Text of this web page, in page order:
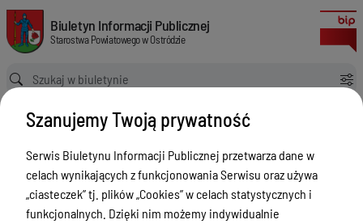
W sprawie określenia zasad nabywania, zbywania i obciążania
Biuletyn Informacji Publicznej Starostwa Powiatowego w Ostródzie
Biuletyn Informacji Publicznej
Starostwa Powiatowego w Ostródzie
Ścieżka powrotu
Strona główna
Akty prawne
W sprawie określenia zasad nabywania, zbywania i obciążania nieruchomości oraz ich wydzierżawiania na okres dłuższy niż trzy lata
Akty prawne
Menu Przedmiotowe
Starostwo Powiatowe
Szanujemy Twoją prywatność
Serwis Biuletynu Informacji Publicznej przetwarza dane w
celach wynikających z funkcjonowania Serwisu oraz używa
„ciasteczek” tj. plików „Cookies” w celach statystycznych i
funkcjonalnych. Dzięki nim możemy indywidualnie